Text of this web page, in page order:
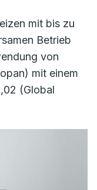
mit bis zu
Betrieb
von
mit einem
(Global